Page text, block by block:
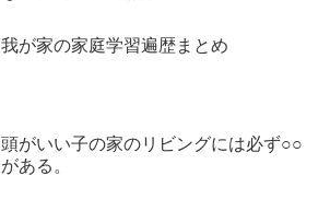
我が家の家庭学習遍歴まとめ
頭がいい子の家のリビングには必ず○○
がある。